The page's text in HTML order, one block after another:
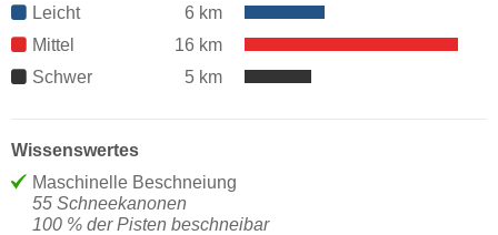
Leicht
6 km
Mittel
16 km
Schwer
5 km
Wissenswertes
Maschinelle Beschneiung
55 Schneekanonen
100 % der Pisten beschneibar